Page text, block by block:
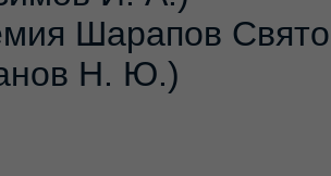
Шарапов
Н. Ю.)